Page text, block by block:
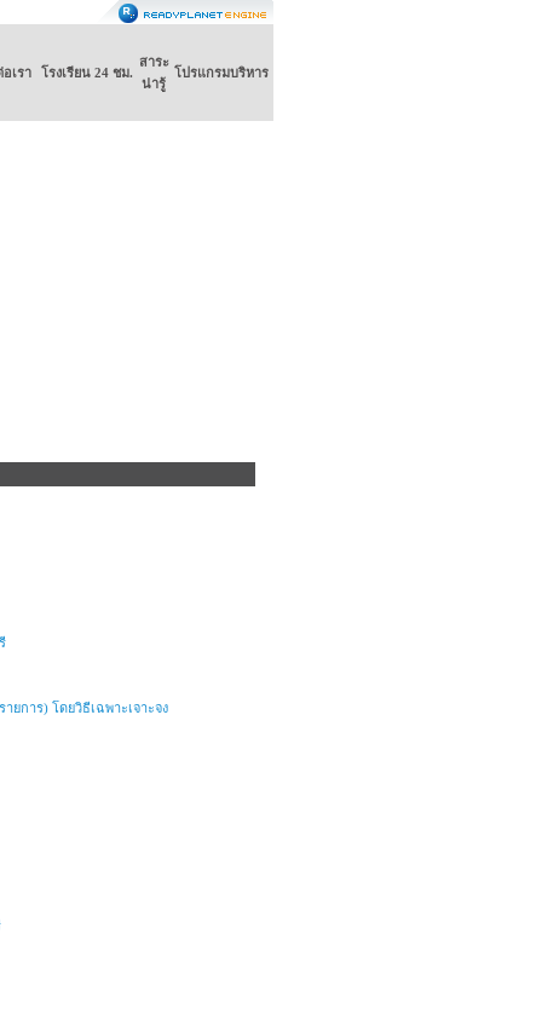
เรา โรงเรียน 24 ชม.
สาระ
น่ารู้
โปรแกรมบริหาร
การ) โดยวิธีเฉพาะเจาะจง